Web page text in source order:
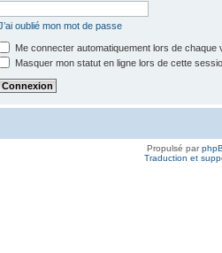
oublié mon mot de passe
Me connecter automatiquement lors de chaque
Masquer mon statut en ligne lors de cette
Propulsé par
Traduction et